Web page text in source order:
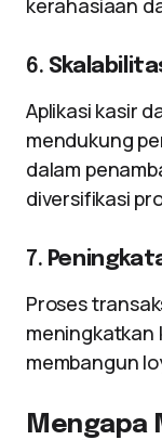
kerahasiaan
6.
Aplikasi kasir
mendukung
dalam
diversifikasi
7.
Proses
meningkatkan
membangun
Mengapa